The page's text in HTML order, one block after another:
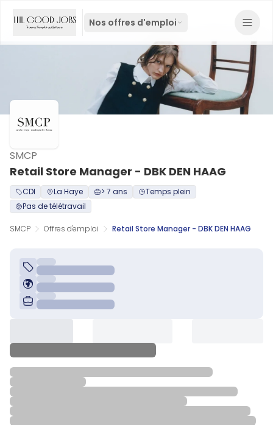
Nos offres d'emploi
Retail Store Manager - DBK DEN HAAG
SMCP
CDI La Haye > 7 ans
Temps plein
Pas de télétravail
SMCP Offres d'emploi Retail Store Manager - DBK DEN HAAG